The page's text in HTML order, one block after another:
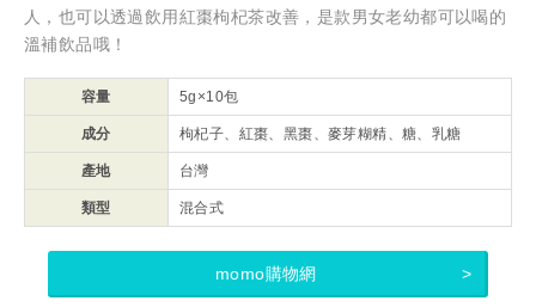
人，也可以透過飲用紅棗枸杞茶改善，是款男女老幼都可以喝的
溫補飲品哦！
容量 5g×10包
成分 枸杞子、紅棗、黑棗、麥芽糊精、糖、乳糖
產地 台灣
類型 混合式
momo購物網